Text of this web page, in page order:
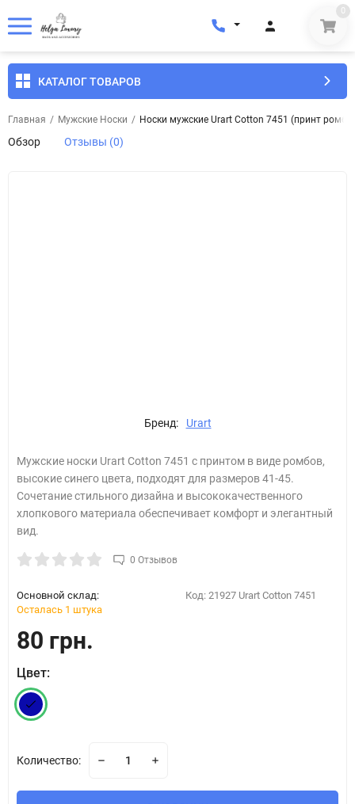
0
КАТАЛОГ ТОВАРОВ
Главная / Мужские Носки / Носки мужские Urart Cotton 7451 (принт
Обзор Отзывы (0)
Бренд: Urart
Мужские носки Urart Cotton 7451 с принтом в виде ромбов,
высокие синего цвета, подходят для размеров 41-45.
Сочетание стильного дизайна и высококачественного
хлопкового материала обеспечивает комфорт и элегантный
вид.
0 Отзывов
Основной склад:
Осталась 1 штука
Код: 21927 Urart Cotton 7451
80 грн.
Цвет:
Количество: